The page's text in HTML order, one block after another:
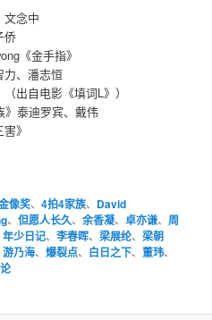
文念中
侨
《金手指》
力、潘志恒
出自电影《填词L》）
》泰迪罗宾、戴伟
》
像奖、4拍4家族、 David
、但愿人长久、余香凝、卓亦谦、 周
年少日记、李春晖、梁展纶、梁朝
游乃海、爆裂点、 白日之下、董玮、